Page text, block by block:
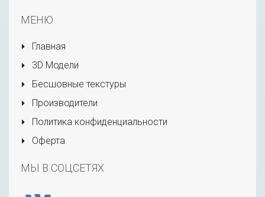
МЕНЮ
Главная
3D Модели
Бесшовные текстуры
Производители
Политика конфиденциальности
Оферта
МЫ В СОЦСЕТЯХ